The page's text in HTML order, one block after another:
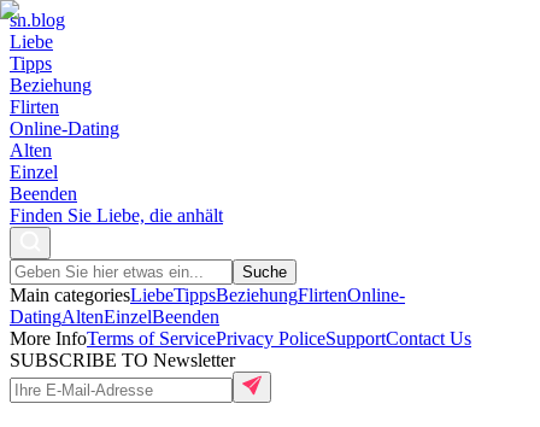
sn.blog
Liebe
Tipps
Beziehung
Flirten
Online-Dating
Alten
Einzel
Beenden
Finden Sie Liebe, die anhält
Suche
Main categoriesLiebeTippsBeziehungFlirtenOnline-
DatingAltenEinzelBeenden
More InfoTerms of ServicePrivacy PoliceSupportContact Us
SUBSCRIBE TO Newsletter